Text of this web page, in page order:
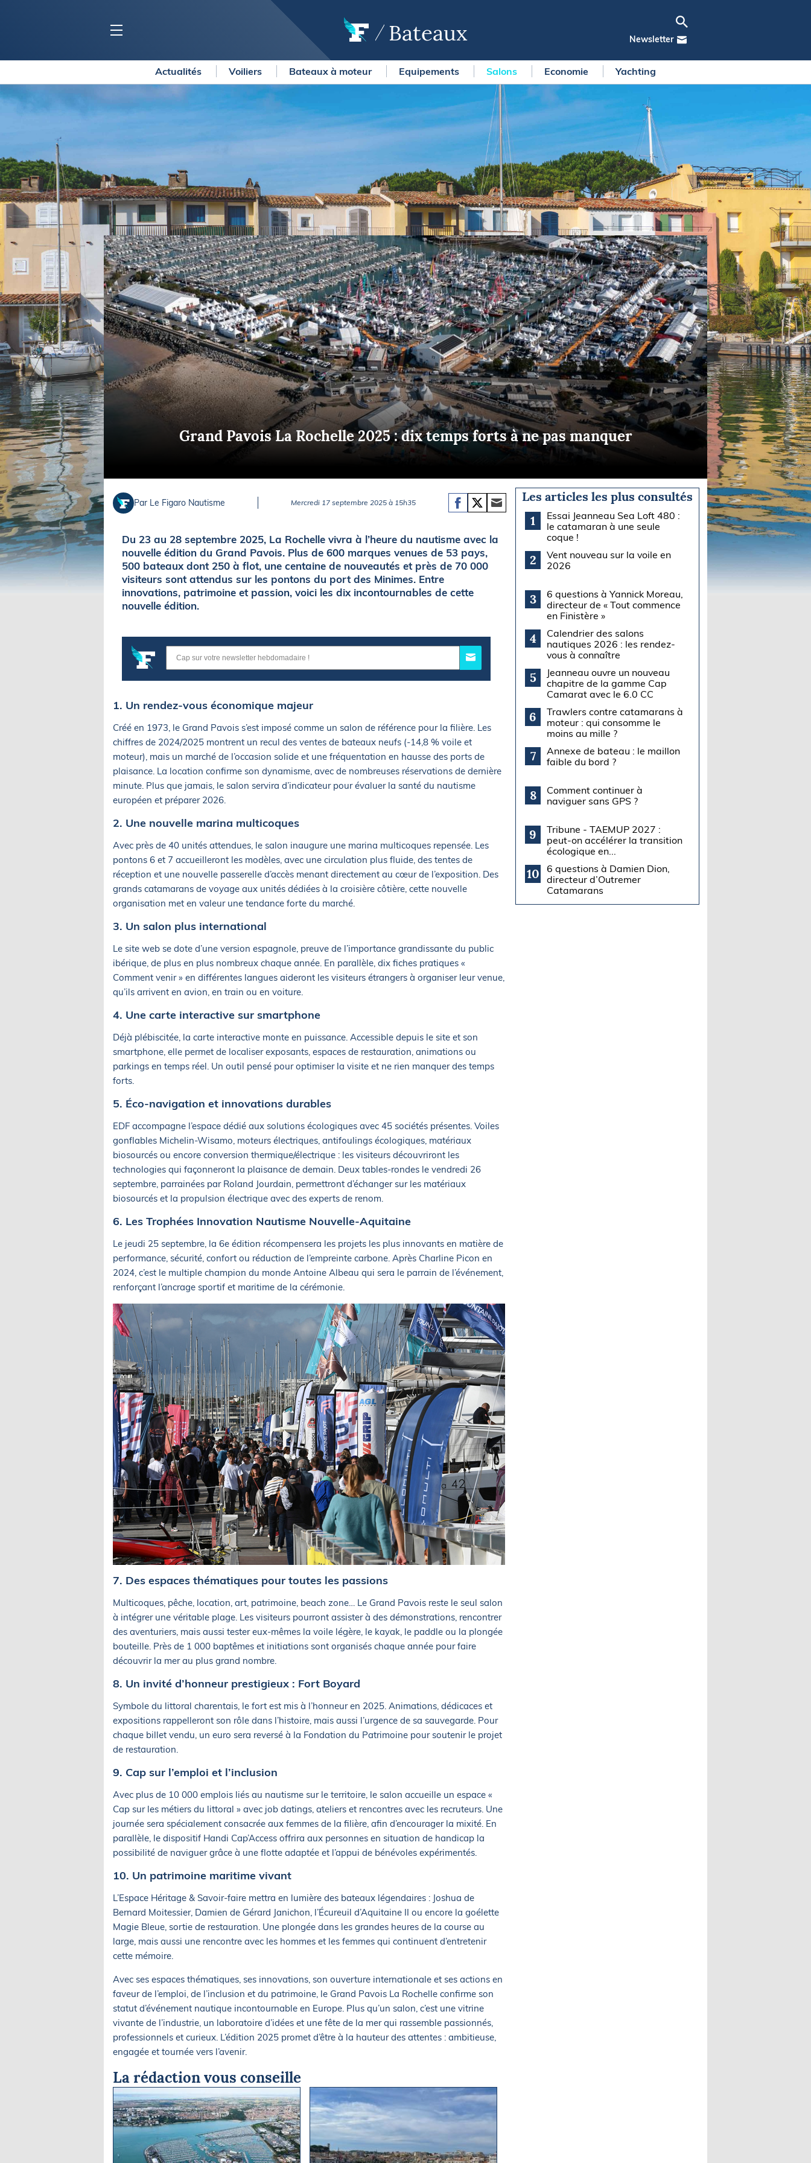
Bateaux Newsletter
BLOC MARINE
Ports
rédaction
Application Bloc Marine
Règlementation
BATEAUX
Voiliers
Bateaux à moteur
Equipements
Salons
Economie
Yachting
COURSES
Courses au large
Régates
Arkea Ultim Challenge
Route du Rhum - Destination
Guadeloupe
Transat Café l'Or
America's Cup
LOISIRS
Pêche en mer
Plongée
Glisse
LIFESTYLE
Shopping
Gastronomie
Blogs
SERVICES
Nos magazines
La newsletter
METEO CONSULT Marine
Briefings
FLASH INFO
Actualités Voiliers Bateaux à moteur Equipements Salons Economie Yachting
Grand Pavois La Rochelle 2025 : dix temps forts à ne pas manquer
Par Le Figaro Nautisme Mercredi 17 septembre 2025 à 15h35
Du 23 au 28 septembre 2025, La Rochelle vivra à l’heure du nautisme avec la
nouvelle édition du Grand Pavois. Plus de 600 marques venues de 53 pays,
500 bateaux dont 250 à flot, une centaine de nouveautés et près de 70 000
visiteurs sont attendus sur les pontons du port des Minimes. Entre
innovations, patrimoine et passion, voici les dix incontournables de cette
nouvelle édition.
1. Un rendez-vous économique majeur
Créé en 1973, le Grand Pavois s’est imposé comme un salon de référence pour la filière. Les
chiffres de 2024/2025 montrent un recul des ventes de bateaux neufs (-14,8 % voile et
moteur), mais un marché de l’occasion solide et une fréquentation en hausse des ports de
plaisance. La location confirme son dynamisme, avec de nombreuses réservations de dernière
minute. Plus que jamais, le salon servira d’indicateur pour évaluer la santé du nautisme
européen et préparer 2026.
2. Une nouvelle marina multicoques
Avec près de 40 unités attendues, le salon inaugure une marina multicoques repensée. Les
pontons 6 et 7 accueilleront les modèles, avec une circulation plus fluide, des tentes de
réception et une nouvelle passerelle d’accès menant directement au cœur de l’exposition. Des
grands catamarans de voyage aux unités dédiées à la croisière côtière, cette nouvelle
organisation met en valeur une tendance forte du marché.
3. Un salon plus international
Le site web se dote d’une version espagnole, preuve de l’importance grandissante du public
ibérique, de plus en plus nombreux chaque année. En parallèle, dix fiches pratiques «
Comment venir » en différentes langues aideront les visiteurs étrangers à organiser leur venue,
qu’ils arrivent en avion, en train ou en voiture.
4. Une carte interactive sur smartphone
Déjà plébiscitée, la carte interactive monte en puissance. Accessible depuis le site et son
smartphone, elle permet de localiser exposants, espaces de restauration, animations ou
parkings en temps réel. Un outil pensé pour optimiser la visite et ne rien manquer des temps
forts.
5. Éco-navigation et innovations durables
EDF accompagne l’espace dédié aux solutions écologiques avec 45 sociétés présentes. Voiles
gonflables Michelin-Wisamo, moteurs électriques, antifoulings écologiques, matériaux
biosourcés ou encore conversion thermique/électrique : les visiteurs découvriront les
technologies qui façonneront la plaisance de demain. Deux tables-rondes le vendredi 26
septembre, parrainées par Roland Jourdain, permettront d’échanger sur les matériaux
biosourcés et la propulsion électrique avec des experts de renom.
6. Les Trophées Innovation Nautisme Nouvelle-Aquitaine
Le jeudi 25 septembre, la 6e édition récompensera les projets les plus innovants en matière de
performance, sécurité, confort ou réduction de l’empreinte carbone. Après Charline Picon en
2024, c’est le multiple champion du monde Antoine Albeau qui sera le parrain de l’événement,
renforçant l’ancrage sportif et maritime de la cérémonie.
7. Des espaces thématiques pour toutes les passions
Multicoques, pêche, location, art, patrimoine, beach zone… Le Grand Pavois reste le seul salon
à intégrer une véritable plage. Les visiteurs pourront assister à des démonstrations, rencontrer
des aventuriers, mais aussi tester eux-mêmes la voile légère, le kayak, le paddle ou la plongée
bouteille. Près de 1 000 baptêmes et initiations sont organisés chaque année pour faire
découvrir la mer au plus grand nombre.
8. Un invité d’honneur prestigieux : Fort Boyard
Symbole du littoral charentais, le fort est mis à l’honneur en 2025. Animations, dédicaces et
expositions rappelleront son rôle dans l’histoire, mais aussi l’urgence de sa sauvegarde. Pour
chaque billet vendu, un euro sera reversé à la Fondation du Patrimoine pour soutenir le projet
de restauration.
9. Cap sur l’emploi et l’inclusion
Avec plus de 10 000 emplois liés au nautisme sur le territoire, le salon accueille un espace «
Cap sur les métiers du littoral » avec job datings, ateliers et rencontres avec les recruteurs. Une
journée sera spécialement consacrée aux femmes de la filière, afin d’encourager la mixité. En
parallèle, le dispositif Handi Cap’Access offrira aux personnes en situation de handicap la
possibilité de naviguer grâce à une flotte adaptée et l’appui de bénévoles expérimentés.
10. Un patrimoine maritime vivant
L’Espace Héritage & Savoir-faire mettra en lumière des bateaux légendaires : Joshua de
Bernard Moitessier, Damien de Gérard Janichon, l’Écureuil d’Aquitaine II ou encore la goélette
Magie Bleue, sortie de restauration. Une plongée dans les grandes heures de la course au
large, mais aussi une rencontre avec les hommes et les femmes qui continuent d’entretenir
cette mémoire.
Avec ses espaces thématiques, ses innovations, son ouverture internationale et ses actions en
faveur de l’emploi, de l’inclusion et du patrimoine, le Grand Pavois La Rochelle confirme son
statut d’événement nautique incontournable en Europe. Plus qu’un salon, c’est une vitrine
vivante de l’industrie, un laboratoire d’idées et une fête de la mer qui rassemble passionnés,
professionnels et curieux. L’édition 2025 promet d’être à la hauteur des attentes : ambitieuse,
engagée et tournée vers l’avenir.
La rédaction vous conseille
Les articles les plus consultés
1
Essai Jeanneau Sea Loft 480 :
le catamaran à une seule
coque !
2
Vent nouveau sur la voile en
2026
3
6 questions à Yannick Moreau,
directeur de « Tout commence
en Finistère »
4
Calendrier des salons
nautiques 2026 : les rendez-
vous à connaître
5
Jeanneau ouvre un nouveau
chapitre de la gamme Cap
Camarat avec le 6.0 CC
6
Trawlers contre catamarans à
moteur : qui consomme le
moins au mille ?
7
Annexe de bateau : le maillon
faible du bord ?
8
Comment continuer à
naviguer sans GPS ?
9
Tribune - TAEMUP 2027 :
peut-on accélérer la transition
écologique en...
10
6 questions à Damien Dion,
directeur d’Outremer
Catamarans